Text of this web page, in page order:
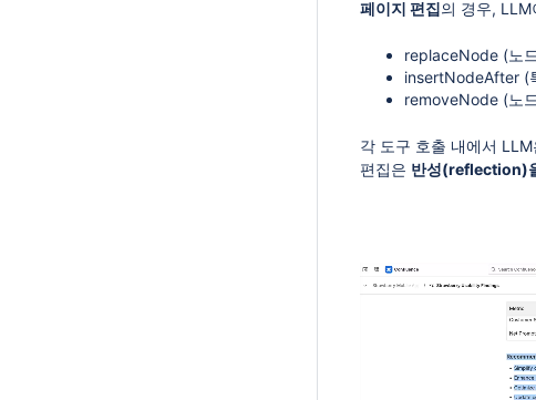
페이지 편집의 경우,
replaceNode (노
insertNodeAfter (
removeNode (노
각 도구 호출 내에서
편집은 반성(reflection)